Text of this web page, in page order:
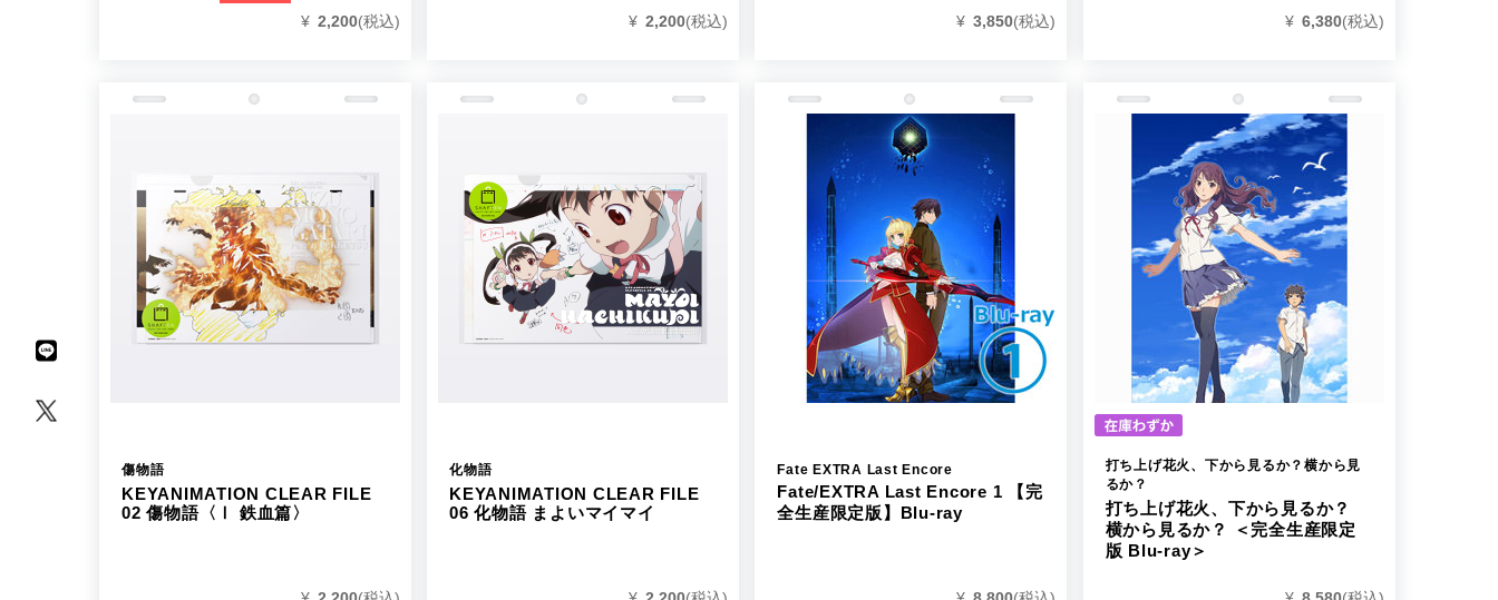
¥ 2,200(税込) ¥ 2,200(税込) ¥ 3,850(税込) ¥ 6,380(税込)
傷物語
KEYANIMATION CLEAR FILE
02 傷物語〈Ⅰ 鉄血篇〉
化物語
KEYANIMATION CLEAR FILE
06 化物語 まよいマイマイ
Fate EXTRA Last Encore
Fate/EXTRA Last Encore 1 【完
全生産限定版】Blu-ray
打ち上げ花火、下から見るか？横から見
るか？
打ち上げ花火、下から見るか？
横から見るか？ ＜完全生産限定
版 Blu-ray＞